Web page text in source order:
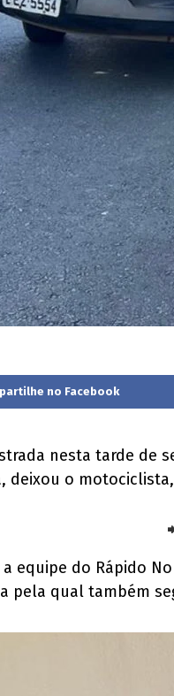
no Facebook
nesta tarde de
deixou o
equipe do Rápido
pela qual também